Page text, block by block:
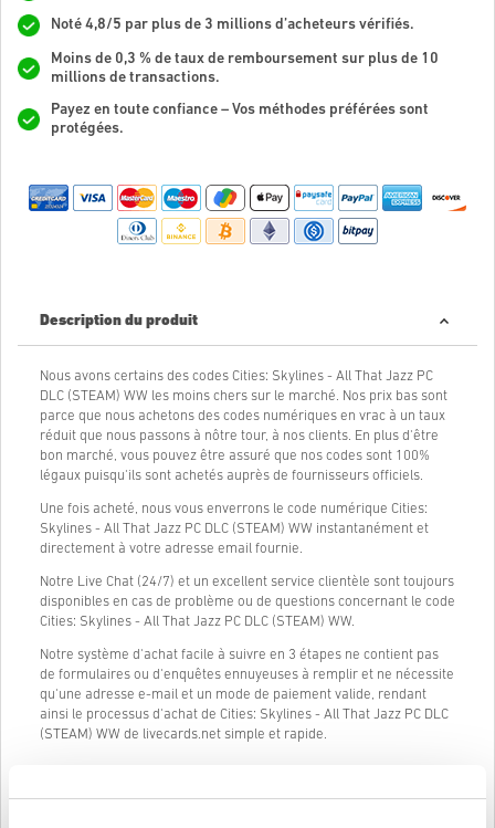
Noté 4,8/5 par plus de 3 millions d’acheteurs vérifiés.
Moins de 0,3 % de taux de remboursement sur plus de 10
millions de transactions.
Payez en toute confiance – Vos méthodes préférées sont
protégées.
Description du produit
Nous avons certains des codes Cities: Skylines - All That Jazz PC
DLC (STEAM) WW les moins chers sur le marché. Nos prix bas sont
parce que nous achetons des codes numériques en vrac à un taux
réduit que nous passons à nôtre tour, à nos clients. En plus d'être
bon marché, vous pouvez être assuré que nos codes sont 100%
légaux puisqu'ils sont achetés auprès de fournisseurs officiels.
Une fois acheté, nous vous enverrons le code numérique Cities:
Skylines - All That Jazz PC DLC (STEAM) WW instantanément et
directement à votre adresse email fournie.
Notre Live Chat (24/7) et un excellent service clientèle sont toujours
disponibles en cas de problème ou de questions concernant le code
Cities: Skylines - All That Jazz PC DLC (STEAM) WW.
Notre système d'achat facile à suivre en 3 étapes ne contient pas
de formulaires ou d'enquêtes ennuyeuses à remplir et ne nécessite
qu'une adresse e-mail et un mode de paiement valide, rendant
ainsi le processus d'achat de Cities: Skylines - All That Jazz PC DLC
(STEAM) WW de livecards.net simple et rapide.